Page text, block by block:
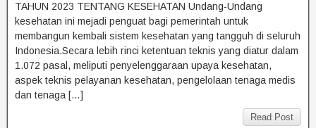
TAHUN 2023 TENTANG KESEHATAN Undang-Undang
kesehatan ini mejadi penguat bagi pemerintah untuk
membangun kembali sistem kesehatan yang tangguh di seluruh
Indonesia.Secara lebih rinci ketentuan teknis yang diatur dalam
1.072 pasal, meliputi penyelenggaraan upaya kesehatan,
aspek teknis pelayanan kesehatan, pengelolaan tenaga medis
dan tenaga […]
Read Post